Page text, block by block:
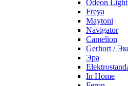
Odeon Light
Freya
Maytoni
Navigator
Camelion
Gerhort /
Эра
In Home